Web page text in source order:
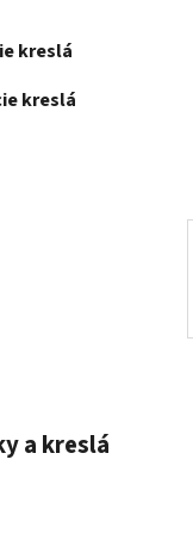
kreslá
kreslá
a kreslá